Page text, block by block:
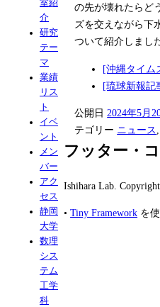
の先が壊れたらど
ズを交えながら下
ついて紹介しまし
[沖縄タイム
[琉球新報記
公開日 2024年5月
テゴリー ニュース
室紹
介
研究
テー
マ
業績
リス
ト
イベ
ント
メン
バー
アク
セス
静岡
大学
数理
シス
テム
工学
科
フッター・
Ishihara Lab.
• Tiny Framework を